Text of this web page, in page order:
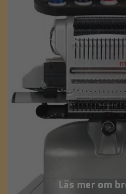
Läs mer om